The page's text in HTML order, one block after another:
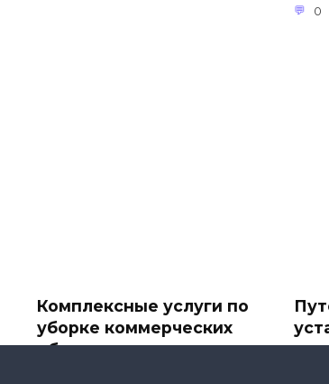
0
Комплексные услуги по
уборке коммерческих
объектов